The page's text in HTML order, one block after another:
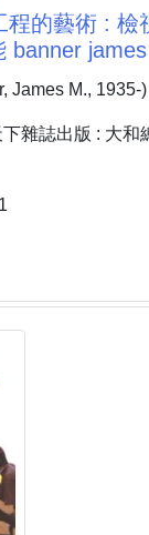
程的藝術 : 檢
banner
James M., 1935-)
雜誌出版 : 大和